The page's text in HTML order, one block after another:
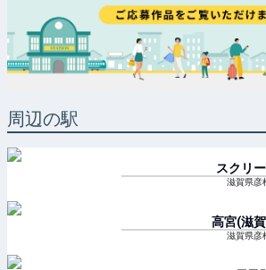
周辺の駅
スクリ
滋賀県彦
高宮(滋
滋賀県彦